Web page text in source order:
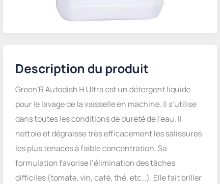
Description du produit
Green’R Autodish H Ultra est un détergent liquide
pour le lavage de la vaisselle en machine. Il s’utilise
dans toutes les conditions de dureté de l’eau. Il
nettoie et dégraisse très efficacement les salissures
les plus tenaces à faible concentration. Sa
formulation favorise l’élimination des tâches
difficiles (tomate, vin, café, thé, etc…). Elle fait briller